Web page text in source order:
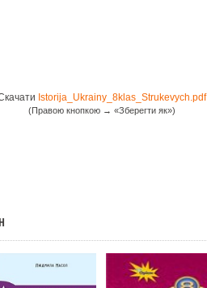
Istorija_Ukrainy_8klas_Strukevych.pdf
(Правою кнопкою → «Зберегти як»)